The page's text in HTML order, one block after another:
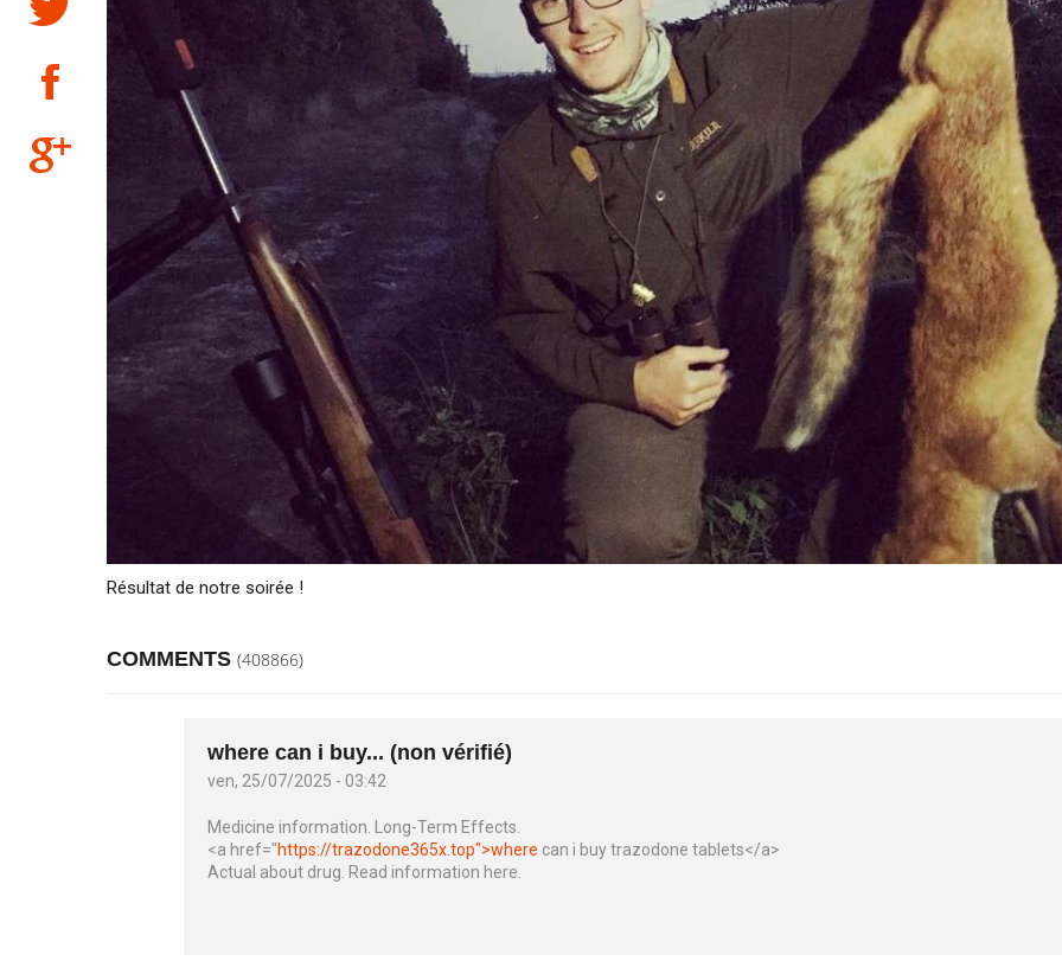
Résultat de notre soirée !
COMMENTS (408866)
where can i buy... (non vérifié)
ven, 25/07/2025 - 03:42
Medicine information. Long-Term Effects.
<a href="https://trazodone365x.top">where can i buy trazodone tablets</a>
Actual about drug. Read information here.